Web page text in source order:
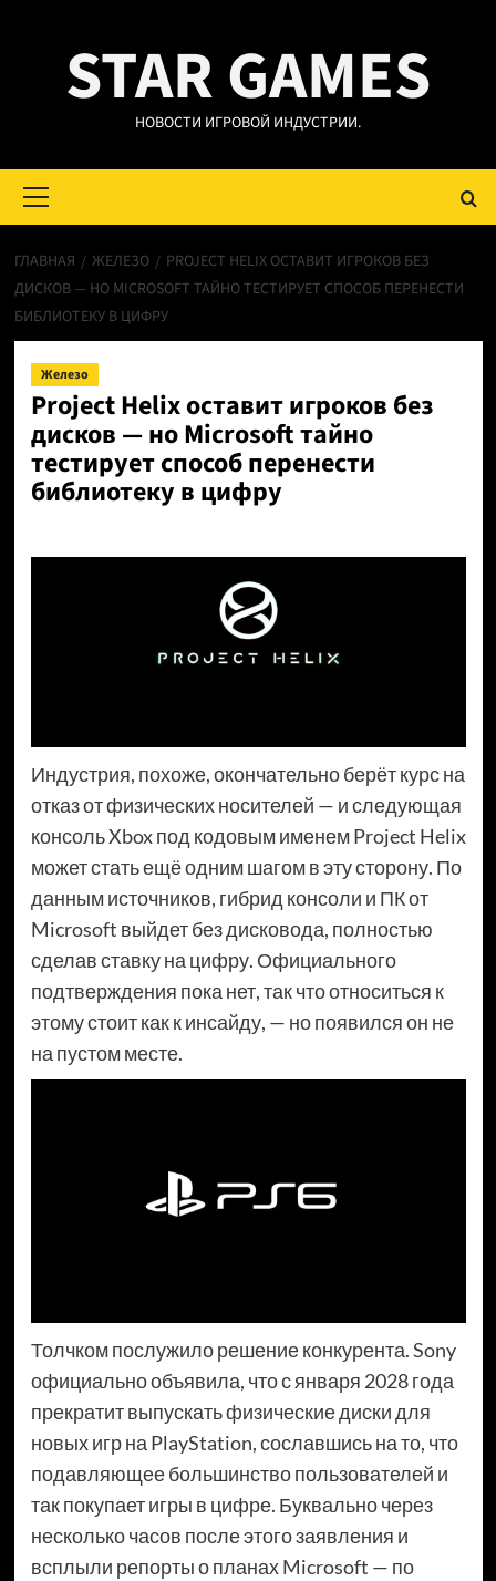
содержимомуSTAR GAMES
НОВОСТИ ИГРОВОЙ ИНДУСТРИИ.
меню
ГЛАВНАЯ ЖЕЛЕЗО
PROJECT HELIX ОСТАВИТ ИГРОКОВ БЕЗ
ДИСКОВ — НО MICROSOFT ТАЙНО ТЕСТИРУЕТ СПОСОБ ПЕРЕНЕСТИ
БИБЛИОТЕКУ В ЦИФРУ
Железо
Project Helix оставит игроков без
дисков — но Microsoft тайно
тестирует способ перенести
библиотеку в цифру
Индустрия, похоже, окончательно берёт курс на
отказ от физических носителей — и следующая
консоль Xbox под кодовым именем Project Helix
может стать ещё одним шагом в эту сторону. По
данным источников, гибрид консоли и ПК от
Microsoft выйдет без дисковода, полностью
сделав ставку на цифру. Официального
подтверждения пока нет, так что относиться к
этому стоит как к инсайду, — но появился он не
на пустом месте.
Толчком послужило решение конкурента. Sony
официально объявила, что с января 2028 года
прекратит выпускать физические диски для
новых игр на PlayStation, сославшись на то, что
подавляющее большинство пользователей и
так покупает игры в цифре. Буквально через
несколько часов после этого заявления и
всплыли репорты о планах Microsoft — по